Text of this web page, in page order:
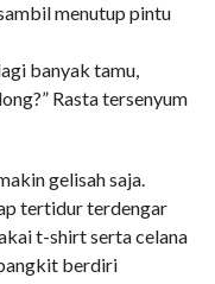
menutup pintu
banyak tamu,
Rasta tersenyum
gelisah saja.
tertidur terdengar
t-shirt serta celana
berdiri